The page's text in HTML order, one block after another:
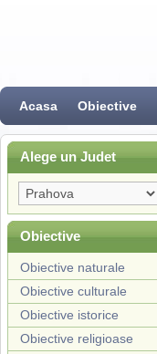
Acasa Obiective
Alege un Judet
Obiective
Obiective naturale
Obiective culturale
Obiective istorice
Obiective religioase